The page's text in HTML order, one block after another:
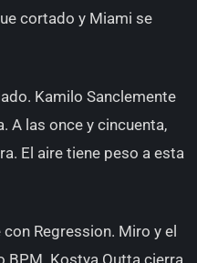
cortado y Miami se
Kamilo Sanclemente
A las once y cincuenta,
El aire tiene peso a esta
Regression. Miro y el
BPM. Kostya Outta cierra